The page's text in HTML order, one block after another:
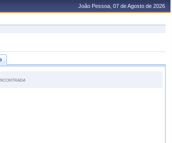
João Pessoa, 07 de Agosto de 2026